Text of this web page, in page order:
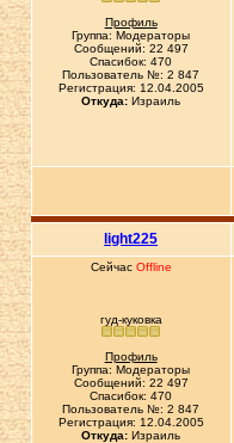
Профиль
Группа: Модераторы
Сообщений: 22 497
Спасибок: 470
Пользователь №: 2 847
Регистрация: 12.04.2005
Откуда: Израиль
light225
Сейчас Offline
гуд-куковка
Профиль
Группа: Модераторы
Сообщений: 22 497
Спасибок: 470
Пользователь №: 2 847
Регистрация: 12.04.2005
Откуда: Израиль